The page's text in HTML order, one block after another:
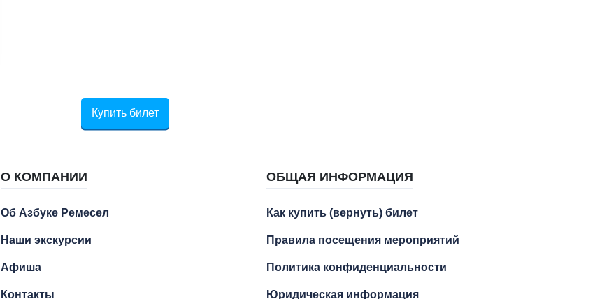
Купить билет
О КОМПАНИИ
Об Азбуке Ремесел
Наши экскурсии
Афиша
Контакты
ОБЩАЯ ИНФОРМАЦИЯ
Как купить (вернуть) билет
Правила посещения мероприятий
Политика конфиденциальности
Юридическая информация